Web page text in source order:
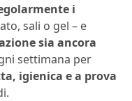
i
sali o gel – e
sia ancora
settimana per
igienica e a prova